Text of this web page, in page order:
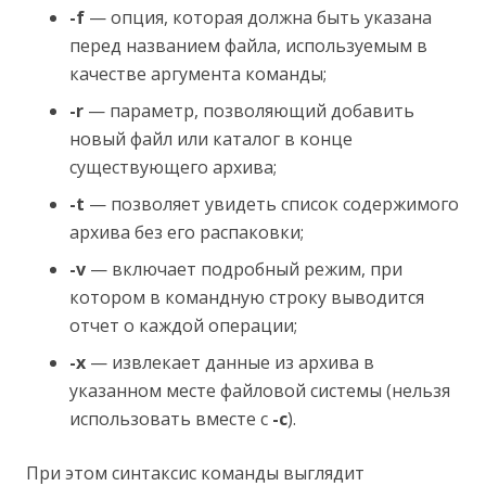
-f — опция, которая должна быть указана
перед названием файла, используемым в
качестве аргумента команды;
-r — параметр, позволяющий добавить
новый файл или каталог в конце
существующего архива;
-t — позволяет увидеть список содержимого
архива без его распаковки;
-v — включает подробный режим, при
котором в командную строку выводится
отчет о каждой операции;
-x — извлекает данные из архива в
указанном месте файловой системы (нельзя
использовать вместе с -c).
При этом синтаксис команды выглядит